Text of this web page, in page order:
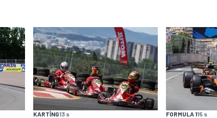
KARTING13 s FORMULA 115 s